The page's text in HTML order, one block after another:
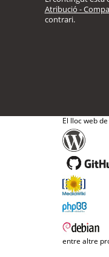
Atribució -
contrari.
El lloc web
entre altre